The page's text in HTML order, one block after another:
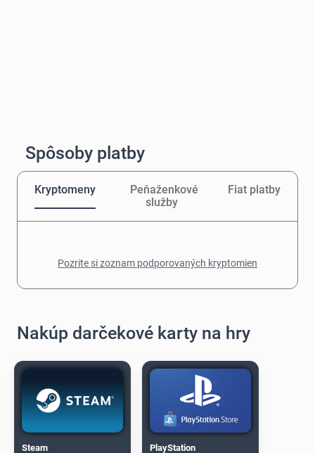
Spôsoby platby
Kryptomeny
Peňaženkové
služby
Fiat platby
Pozrite si zoznam podporovaných kryptomien
Nakúp darčekové karty na hry
Steam PlayStation